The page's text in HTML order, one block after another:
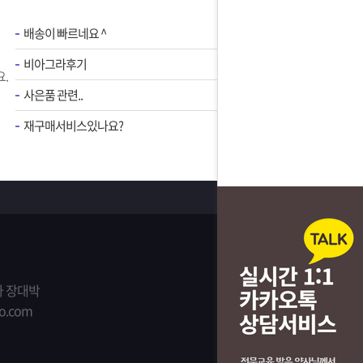
.
배송이 빠르네요 ^
비아그라후기
사은품 관련..
재구매서비스있나요?
장대박